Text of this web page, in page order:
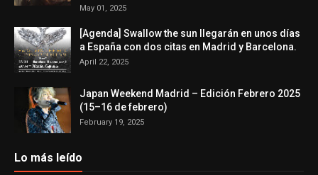
May 01, 2025
[Agenda] Swallow the sun llegarán en unos días
a España con dos citas en Madrid y Barcelona.
April 22, 2025
Japan Weekend Madrid – Edición Febrero 2025
(15–16 de febrero)
February 19, 2025
Lo más leído